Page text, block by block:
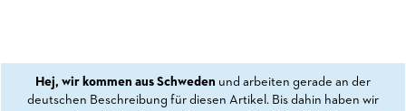
Hej, wir kommen aus Schweden und arbeiten gerade an der
deutschen Beschreibung für diesen Artikel. Bis dahin haben wir